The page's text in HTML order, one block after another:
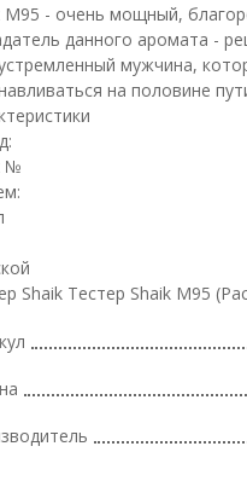
M95 - очень мощный,
данного аромата -
мужчина,
на половине
№
Shaik Тестер Shaik M95